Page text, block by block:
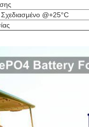
Σχεδιασμένο @+25°C